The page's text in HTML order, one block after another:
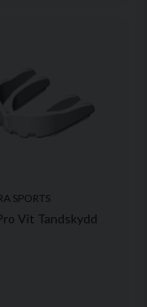
SPORTS
Vit Tandskydd